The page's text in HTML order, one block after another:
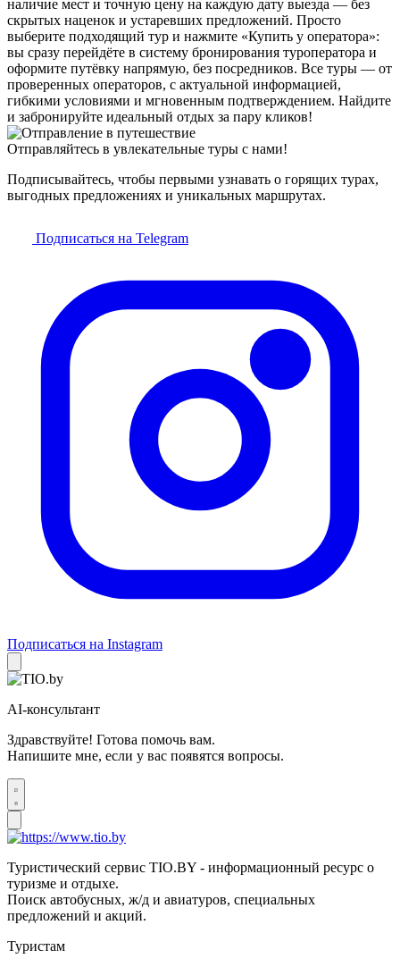
наличие мест и точную цену на каждую дату выезда — без
скрытых наценок и устаревших предложений. Просто
выберите подходящий тур и нажмите «Купить у оператора»:
вы сразу перейдёте в систему бронирования туроператора и
оформите путёвку напрямую, без посредников. Все туры — от
проверенных операторов, с актуальной информацией,
гибкими условиями и мгновенным подтверждением. Найдите
и забронируйте идеальный отдых за пару кликов!
Отправляйтесь в увлекательные туры с нами!
Подписывайтесь, чтобы первыми узнавать о горящих турах,
выгодных предложениях и уникальных маршрутах.
Подписаться на Telegram
Подписаться на Instagram
AI-консультант
Здравствуйте! Готова помочь вам.
Напишите мне, если у вас появятся вопросы.
Туристический сервис TIO.BY - информационный ресурс о
туризме и отдыхе.
Поиск автобусных, ж/д и авиатуров, специальных
предложений и акций.
Туристам